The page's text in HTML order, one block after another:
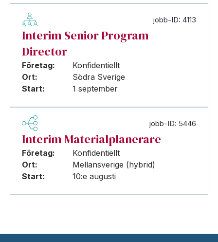
jobb-ID: 4113
Interim Senior Program
Director
Företag:
Konfidentiellt
Ort:
Södra Sverige
Start:
1 september
jobb-ID: 5446
Interim Materialplanerare
Företag:
Konfidentiellt
Ort:
Mellansverige (hybrid)
Start:
10:e augusti